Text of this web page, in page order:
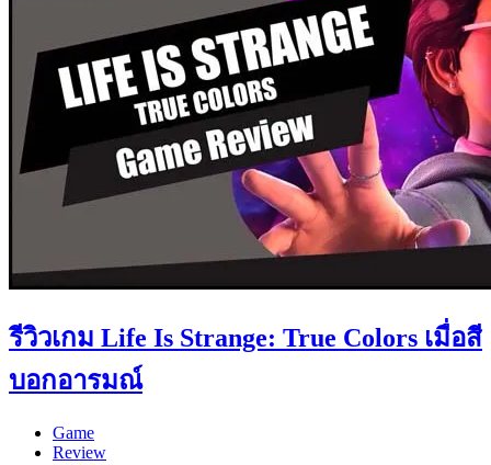
รีวิวเกม Life Is Strange: True Colors เมื่อสี
บอกอารมณ์
Game
Review